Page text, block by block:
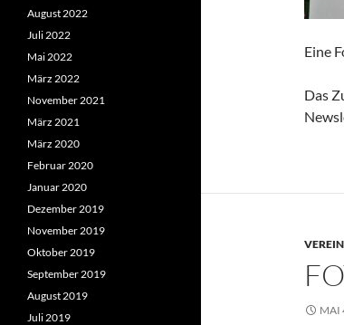
Eine
Das
MAI
August 2022
Juli 2022
Mai 2022
März 2022
November 2021
März 2021
März 2020
Februar 2020
Januar 2020
Dezember 2019
November 2019
Oktober 2019
September 2019
August 2019
Juli 2019